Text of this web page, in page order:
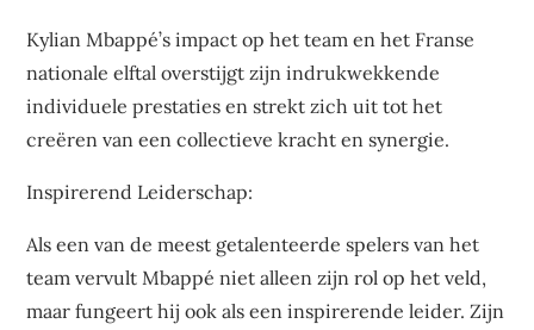
Kylian Mbappé’s impact op het team en het Franse
nationale elftal overstijgt zijn indrukwekkende
individuele prestaties en strekt zich uit tot het
creëren van een collectieve kracht en synergie.
Inspirerend Leiderschap:
Als een van de meest getalenteerde spelers van het
team vervult Mbappé niet alleen zijn rol op het veld,
maar fungeert hij ook als een inspirerende leider. Zijn